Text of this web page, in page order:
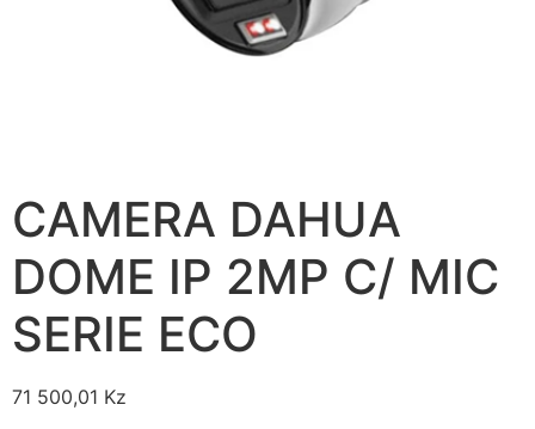
CAMERA DAHUA
DOME IP 2MP C/ MIC
SERIE ECO
71 500,01 Kz